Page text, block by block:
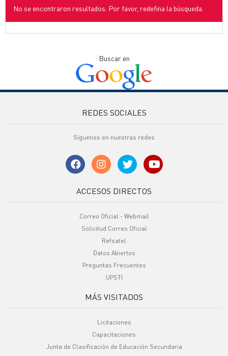
No se encontraron resultados. Por favor, redefina la búsqueda.
Buscar en
REDES SOCIALES
Síguenos en nuestras redes
ACCESOS DIRECTOS
Correo Oficial - Webmail
Solicitud Correo Oficial
Refsatel
Datos Abiertos
Preguntas Frecuentes
UPSTI
MÁS VISITADOS
Licitaciones
Capacitaciones
Junta de Clasificación de Educación Secundaria